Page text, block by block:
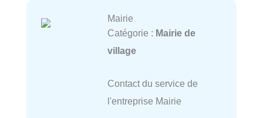
Mairie
Catégorie : Mairie de
village
Contact du service de
l'entreprise Mairie